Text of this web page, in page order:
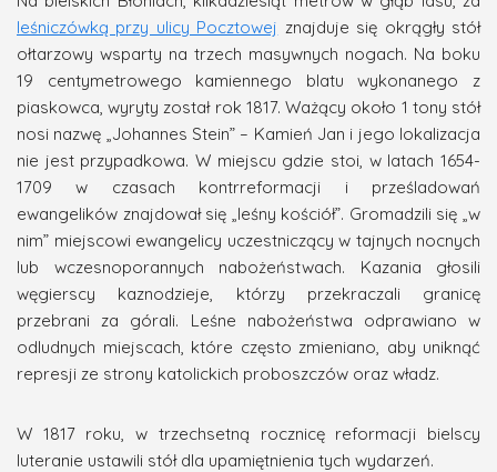
leśniczówką przy ulicy Pocztowej znajduje się okrągły stół
ołtarzowy wsparty na trzech masywnych nogach. Na boku
19 centymetrowego kamiennego blatu wykonanego z
piaskowca, wyryty został rok 1817. Ważący około 1 tony stół
nosi nazwę „Johannes Stein” – Kamień Jan i jego lokalizacja
nie jest przypadkowa. W miejscu gdzie stoi, w latach 1654-
1709 w czasach kontrreformacji i prześladowań
ewangelików znajdował się „leśny kościół”. Gromadzili się „w
nim” miejscowi ewangelicy uczestniczący w tajnych nocnych
lub wczesnoporannych nabożeństwach. Kazania głosili
węgierscy kaznodzieje, którzy przekraczali granicę
przebrani za górali. Leśne nabożeństwa odprawiano w
odludnych miejscach, które często zmieniano, aby uniknąć
represji ze strony katolickich proboszczów oraz władz.
W 1817 roku, w trzechsetną rocznicę reformacji bielscy
luteranie ustawili stół dla upamiętnienia tych wydarzeń.